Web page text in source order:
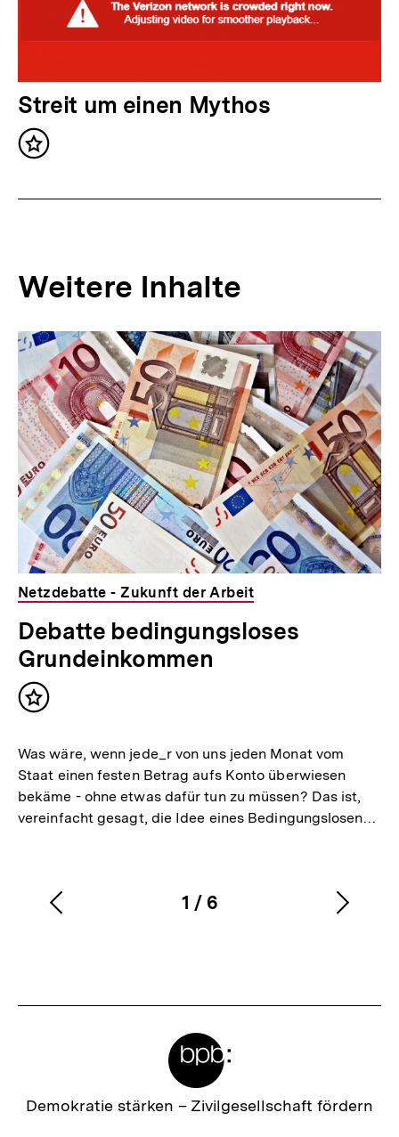
a
t
N
ä
c
e
r
I
n
h
a
l
t
:
Streit um einen Mythos
Inhalt
Weitere Inhalte
Inhaltskarousell
für
weitere
Inhalte
Inhaltskarussell
überspringen
Netzdebatte - Zukunft der Arbeit
Debatte bedingungsloses
Grundeinkommen
Inhalt
Was wäre, wenn jede_r von uns jeden Monat vom
Staat einen festen Betrag aufs Konto überwiesen
bekäme - ohne etwas dafür tun zu müssen? Das ist,
vereinfacht gesagt, die Idee eines Bedingungslosen…
Karussellinhalt
1
von
/ 6
Vorherigen
Zur
Demokratie stärken – Zivilgesellschaft fördern